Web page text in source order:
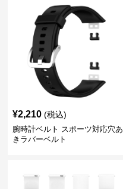
¥2,210 (税込)
腕時計ベルト スポーツ対応穴あ
きラバーベルト